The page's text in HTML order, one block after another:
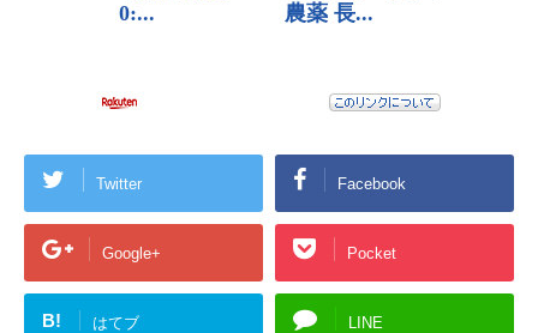
Twitter Facebook
Google+ Pocket
B! はてブ LINE